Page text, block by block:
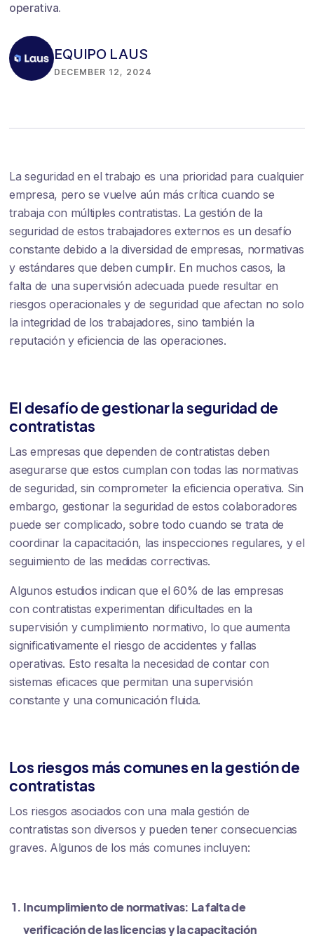
operativa.
EQUIPO LAUS
DECEMBER 12, 2024
La seguridad en el trabajo es una prioridad para cualquier
empresa, pero se vuelve aún más crítica cuando se
trabaja con múltiples contratistas. La gestión de la
seguridad de estos trabajadores externos es un desafío
constante debido a la diversidad de empresas, normativas
y estándares que deben cumplir. En muchos casos, la
falta de una supervisión adecuada puede resultar en
riesgos operacionales y de seguridad que afectan no solo
la integridad de los trabajadores, sino también la
reputación y eficiencia de las operaciones.
El desafío de gestionar la seguridad de
contratistas
Las empresas que dependen de contratistas deben
asegurarse que estos cumplan con todas las normativas
de seguridad, sin comprometer la eficiencia operativa. Sin
embargo, gestionar la seguridad de estos colaboradores
puede ser complicado, sobre todo cuando se trata de
coordinar la capacitación, las inspecciones regulares, y el
seguimiento de las medidas correctivas.
Algunos estudios indican que el 60% de las empresas
con contratistas experimentan dificultades en la
supervisión y cumplimiento normativo, lo que aumenta
significativamente el riesgo de accidentes y fallas
operativas. Esto resalta la necesidad de contar con
sistemas eficaces que permitan una supervisión
constante y una comunicación fluida.
Los riesgos más comunes en la gestión de
contratistas
Los riesgos asociados con una mala gestión de
contratistas son diversos y pueden tener consecuencias
graves. Algunos de los más comunes incluyen:
Incumplimiento de normativas: La falta de
verificación de las licencias y la capacitación